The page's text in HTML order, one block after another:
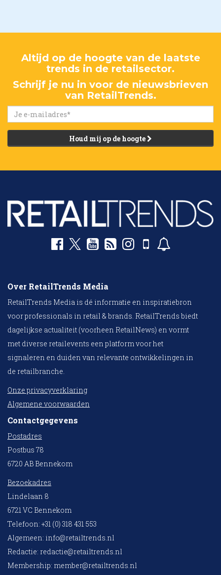
Altijd op de hoogte van de laatste
trends in de retailsector.
Schrijf je nu in voor de nieuwsbrieven
van RetailTrends.
Houd mij op de hoogte
Over RetailTrends Media
RetailTrends Media is dé informatie en inspiratiebron
voor professionals in retail & brands. RetailTrends biedt
dagelijkse actualiteit (voorheen RetailNews) en vormt
met diverse retailevents een platform voor het
signaleren en duiden van relevante ontwikkelingen in
de retailbranche.
Onze privacyverklaring
Algemene voorwaarden
Contactgegevens
Postadres
Postbus 78
6720 AB Bennekom
Bezoekadres
Lindelaan 8
6721 VC Bennekom
Telefoon: +31 (0) 318 431 553
Algemeen: info@retailtrends.nl
Redactie: redactie@retailtrends.nl
Membership: member@retailtrends.nl